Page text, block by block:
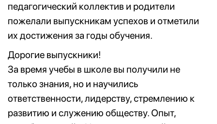
педагогический коллектив и родители
пожелали выпускникам успехов и отметили
их достижения за годы обучения.
Дорогие выпускники!
За время учебы в школе вы получили не
только знания, но и научились
ответственности, лидерству, стремлению к
развитию и служению обществу. Опыт,